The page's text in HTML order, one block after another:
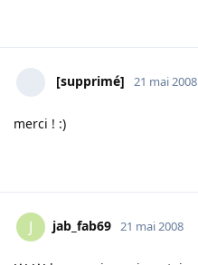
[supprimé] 21 mai 2008
merci ! :)
J jab_fab69 21 mai 2008